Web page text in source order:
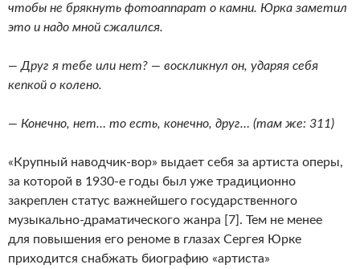
чтобы не брякнуть фотоаппарат о камни. Юрка заметил
это и надо мной сжалился.
— Друг я тебе или нет? — воскликнул он, ударяя себя
кепкой о колено.
— Конечно, нет… то есть, конечно, друг… (там же: 311)
«Крупный наводчик-вор» выдает себя за артиста оперы,
за которой в 1930-е годы был уже традиционно
закреплен статус важнейшего государственного
музыкально-драматического жанра [7]. Тем не менее
для повышения его реноме в глазах Сергея Юрке
приходится снабжать биографию «артиста»